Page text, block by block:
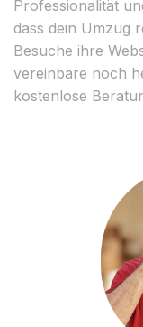
Professionalität
dass dein Umzug
Besuche ihre
vereinbare noch
kostenlose